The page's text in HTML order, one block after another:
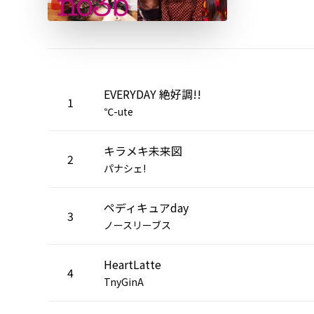
1 EVERYDAY 絶好調!!
℃-ute
2 キラメキ未来図
パナシェ!
3 ペディキュアday
ノースリーブス
4 HeartLatte
TnyGinA